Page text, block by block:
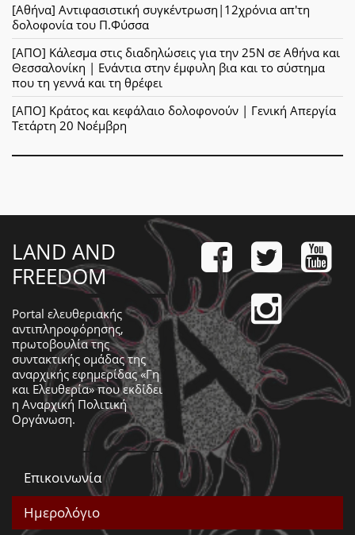
[Αθήνα] Αντιφασιστική συγκέντρωση|12χρόνια απ'τη
δολοφονία του Π.Φύσσα
[ΑΠΟ] Κάλεσμα στις διαδηλώσεις για την 25Ν σε Αθήνα και
Θεσσαλονίκη | Ενάντια στην έμφυλη βια και το σύστημα
που τη γεννά και τη θρέφει
[ΑΠΟ] Κράτος και κεφάλαιο δολοφονούν | Γενική Απεργία
Τετάρτη 20 Νοέμβρη
LAND AND
FREEDOM
Portal ελευθεριακής
αντιπληροφόρησης,
πρωτοβουλία της
συντακτικής ομάδας της
αναρχικής εφημερίδας «Γη
και Ελευθερία» που εκδίδει
η Αναρχική Πολιτική
Οργάνωση.
Επικοινωνία
Ημερολόγιο